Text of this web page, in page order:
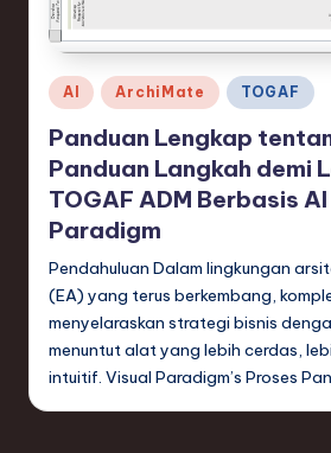
si
a
n
-
L
a
t
e
s
t
Posted
in
AI ArchiMate TOGAF
Panduan Lengkap
Panduan Langkah demi
TOGAF ADM Berbasis
Paradigm
Pendahuluan Dalam lingkungan
(EA) yang terus berkembang,
menyelaraskan strategi bisnis
menuntut alat yang lebih cerdas,
intuitif. Visual Paradigm’s Proses